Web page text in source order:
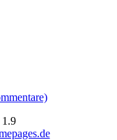
1.9